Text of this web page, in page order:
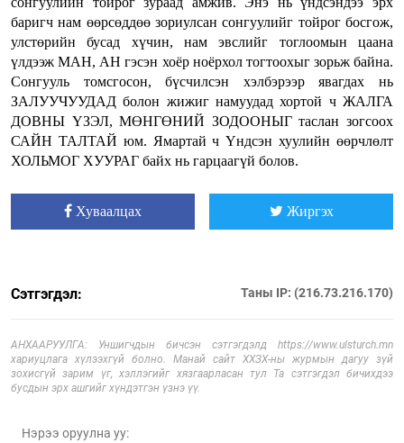
баригч нам өөрсөддөө зориулсан сонгуулийг тойрог босгож,
улстөрийн бусад хүчин, нам эвслийг тоглоомын цаана
үлдээж МАН, АН гэсэн хоёр ноёрхол тогтоохыг зорьж байна.
Сонгууль томсгосон, бүсчилсэн хэлбэрээр явагдах нь
ЗАЛУУЧУУДАД болон жижиг намуудад хортой ч ЖАЛГА
ДОВНЫ ҮЗЭЛ, МӨНГӨНИЙ ЗОДООНЫГ таслан зогсоох
САЙН ТАЛТАЙ юм. Ямартай ч Үндсэн хуулийн өөрчлөлт
ХОЛЬМОГ ХУУРАГ байх нь гарцаагүй болов.
Хуваалцах Жиргэх
Сэтгэгдэл: Таны IP: (216.73.216.170)
АНХААРУУЛГА: Уншигчдын бичсэн сэтгэгдэлд https://www.ulsturch.mn
хариуцлага хүлээхгүй болно. Манай сайт ХХЗХ-ны журмын дагуу зүй
зохисгүй зарим үг, хэллэгийг хязгаарласан тул Та сэтгэгдэл бичихдээ
бусдын эрх ашгийг хүндэтгэн үзнэ үү.